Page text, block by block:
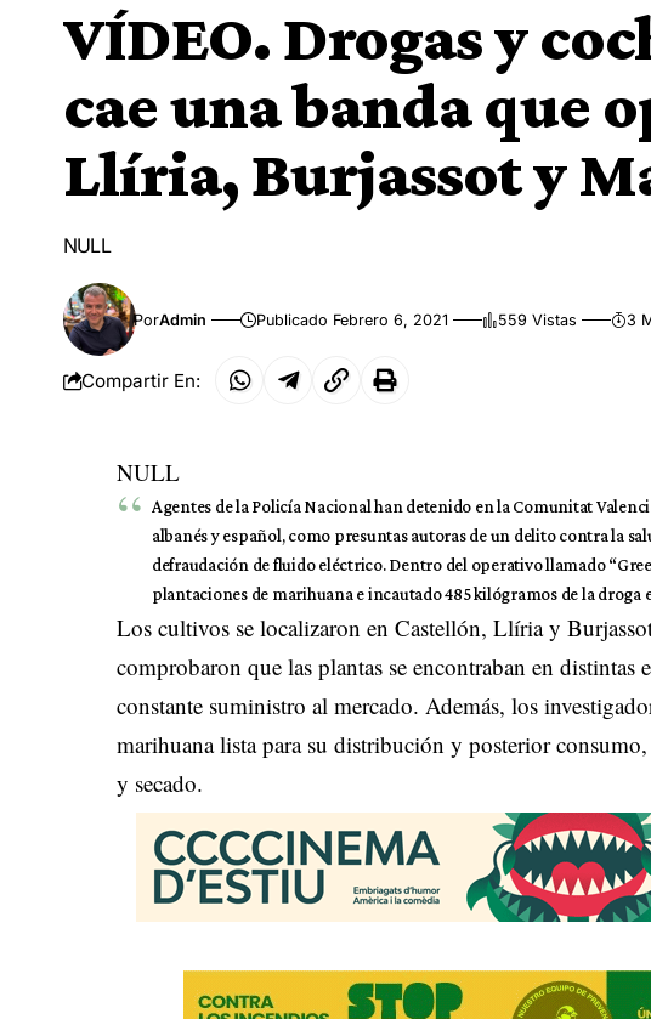
VÍDEO. Drogas y
cae una banda que
Llíria, Burjassot y
NULL
PorAdmin Publicado Febrero 6, 2021 559 Vistas 3
Compartir En:
NULL
Agentes de la Policía Nacional han detenido en la Comunitat
albanés y español, como presuntas autoras de un delito contra la
defraudación de fluido eléctrico. Dentro del operativo llamado
plantaciones de marihuana e incautado 485 kilógramos de la droga
Los cultivos se localizaron en Castellón, Llíria y
comprobaron que las plantas se encontraban en distintas
constante suministro al mercado. Además, los
marihuana lista para su distribución y posterior
y secado.